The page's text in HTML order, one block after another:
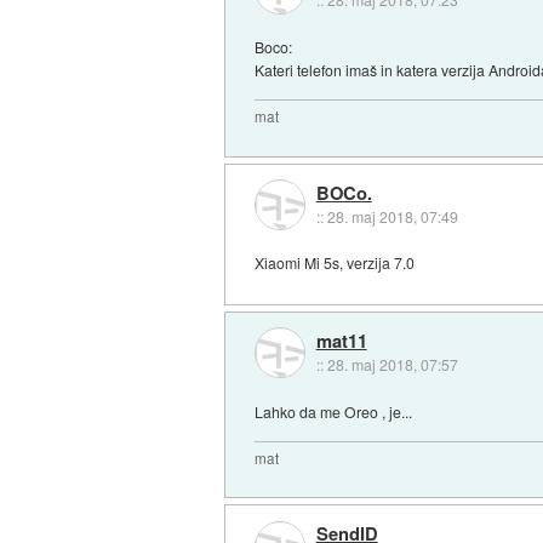
Boco:
Kateri telefon imaš in katera verzija
mat
BOCo.
::28. maj 2018, 07:49
Xiaomi Mi 5s, verzija 7.0
mat11
::28. maj 2018, 07:57
Lahko da me Oreo , je...
mat
SendID